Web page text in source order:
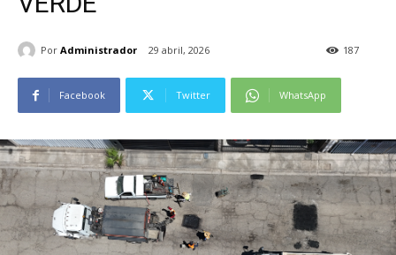
Por Administrador 29 abril, 2026 187
Facebook Twitter WhatsApp